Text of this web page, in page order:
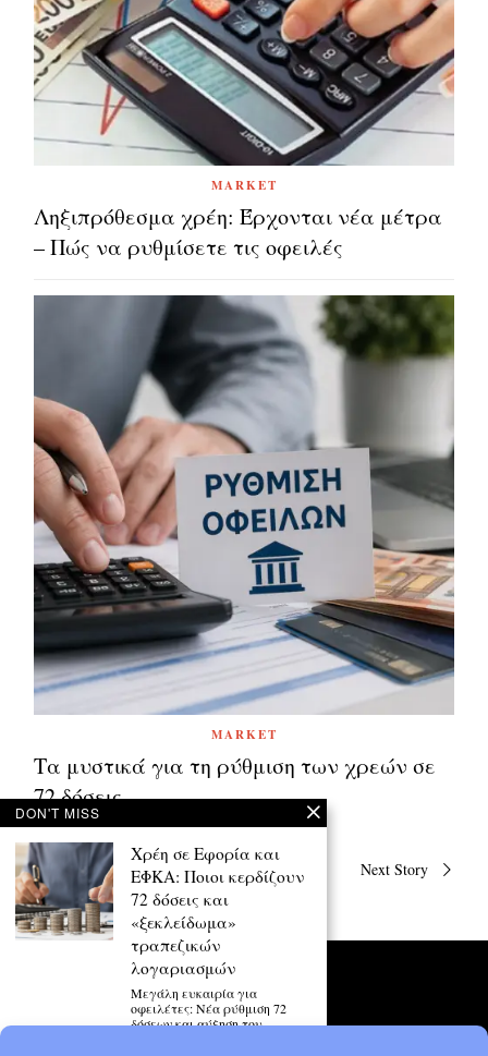
MARKET
Ληξιπρόθεσμα χρέη: Έρχονται νέα μέτρα
– Πώς να ρυθμίσετε τις οφειλές
MARKET
Τα μυστικά για τη ρύθμιση των χρεών σε
72 δόσεις
Πλοήγηση
άρθρων
Previous Story Next Story
DON'T MISS
Χρέη σε Εφορία και
ΕΦΚΑ: Ποιοι κερδίζουν
72 δόσεις και
«ξεκλείδωμα»
τραπεζικών
λογαριασμών
Μεγάλη ευκαιρία για
οφειλέτες: Νέα ρύθμιση 72
δόσεων και αύξηση του